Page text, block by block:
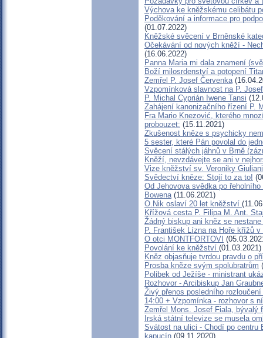
Výchova ke kněžskému celibátu
Poděkování a informace pro
(01.07.2022)
Kněžské svěcení v Brněnské
Očekávání od nových kněží -
(16.06.2022)
Panna Maria mi dala znamení
Boží milosrdenství a potopení
Zemřel P. Josef Červenka
Vzpomínková slavnost na P.
P. Michal Cyprián Iwene Tansi
Zahájení kanonizačního řízení P.
Fra Mario Knezović, kterého
probouzet: (15.11.2021)
Zkušenost kněze s psychicky
5 sester, které Pán povolal do
Svěcení stálých jáhnů v Brně
Kněží, nevzdávejte se ani v
Vize kněžství sv. Veroniky Giuliani
Svědectví kněze: Stojí to za to!
Od Jehovova svědka po
Bowena(11.06.2021)
O.Nik oslaví 20 let kněžství
Křížová cesta P. Filipa M. Ant.
Žádný biskup ani kněz se
P. František Lízna na Hoře křížů
O otci MONTFORTOVI
Povolání ke kněžství (01.03.2021)
Kněz objasňuje tvrdou pravdu o
Prosba kněze svým spolubratrům
Polibek od Ježíše - ministrant
Rozhovor - Arcibiskup Jan
Živý přenos posledního
14:00 + Vzpomínka - rozhovor s
Zemřel Mons. Josef Fiala, bývalý
Irská státní televize se musela
Svátost na ulici - Chodí po
kapucín (09.11.2020)